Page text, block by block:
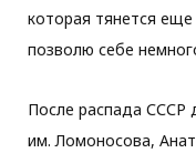
которая тянется
позволю себе
После распада СССР
им. Ломоносова,